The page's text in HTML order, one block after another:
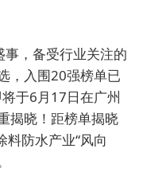
，备受行业关注的
，入围20强榜单已
于6月17日在广州
揭晓！距榜单揭晓
防水产业“风向